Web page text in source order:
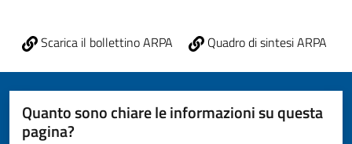
Scarica il bollettino ARPA Quadro di sintesi ARPA
Quanto sono chiare le informazioni su questa
pagina?